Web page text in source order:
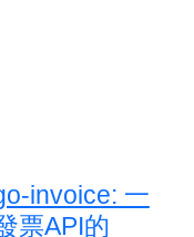
invoice: 一
票API的